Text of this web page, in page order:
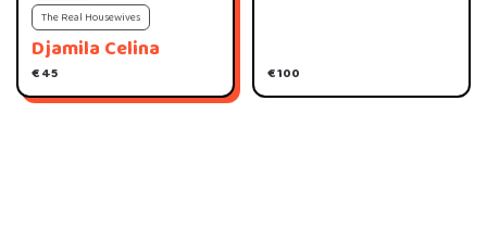
Djamila Celina
€ 45
The Real Housewives
€ 100